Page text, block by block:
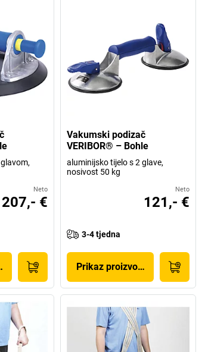
Neto
207,- €
Vakumski podizač
VERIBOR® – Bohle
aluminijsko tijelo s 2 glave,
nosivost 50 kg
Neto
121,- €
3-4 tjedna
Prikaz proizvoda